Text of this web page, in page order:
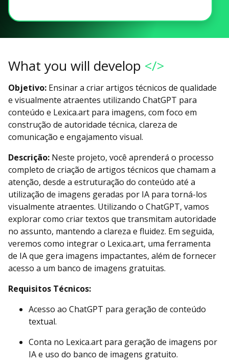
What you will develop </>
Objetivo: Ensinar a criar artigos técnicos de qualidade
e visualmente atraentes utilizando ChatGPT para
conteúdo e Lexica.art para imagens, com foco em
construção de autoridade técnica, clareza de
comunicação e engajamento visual.
Descrição: Neste projeto, você aprenderá o processo
completo de criação de artigos técnicos que chamam a
atenção, desde a estruturação do conteúdo até a
utilização de imagens geradas por IA para torná-los
visualmente atraentes. Utilizando o ChatGPT, vamos
explorar como criar textos que transmitam autoridade
no assunto, mantendo a clareza e fluidez. Em seguida,
veremos como integrar o Lexica.art, uma ferramenta
de IA que gera imagens impactantes, além de fornecer
acesso a um banco de imagens gratuitas.
Requisitos Técnicos:
Acesso ao ChatGPT para geração de conteúdo
textual.
Conta no Lexica.art para geração de imagens por
IA e uso do banco de imagens gratuito.